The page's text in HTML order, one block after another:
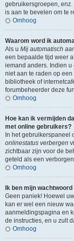
gebruikersgroepen,
is aan te bevelen om te
Omhoog
Waarom word ik
Als u Mij automatisch
een bepaalde tijd weer
iemand anders. Indien
niet aan te raden op
bibliotheek of
forumbeheerder deze
Omhoog
Hoe kan ik vermijden
met online gebruikers?
In het gebruikerspaneel
onlinestatus verbergen
zichtbaar zijn voor de
geteld als een
Omhoog
Ik ben mijn
Geen paniek! Hoewel
kan er wel een nieuw
aanmeldingspagina en
de instructies, en u zult
Omhoog